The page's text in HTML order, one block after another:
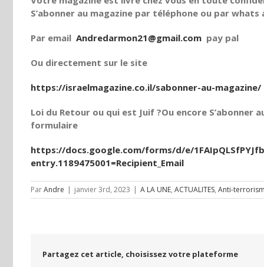
S’abonner au magazine par téléphone ou par whats
Par email Andredarmon21@gmail.com pay pal
Ou directement sur le site
https://israelmagazine.co.il/sabonner-au-magazine/
Loi du Retour ou qui est Juif ?Ou encore
formulaire
https://docs.google.com/forms/d/e/
entry.1189475001=Recipient_Email
ParAndre | janvier 3rd, 2023 | A LA UNE, ACTUALITES, Anti-
Partagez cet article, choisissez votre plateforme